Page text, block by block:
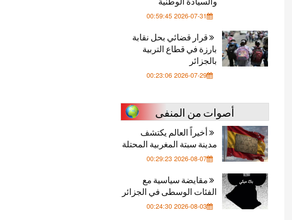
2026-07-31 00:59:45
قرار قضائي بحل نقابة
بارزة في قطاع التربية
بالجزائر
2026-07-29 00:23:06
أصوات من المنفى
أخيراً العالم يكتشف
مدينة سبتة المغربية المحتلة
2026-08-07 00:29:23
مقايضة سياسية مع
الفئات الوسطى في الجزائر
2026-08-03 00:24:30